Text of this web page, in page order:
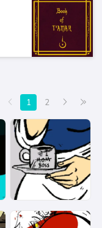
Primera página
Anterior
1 2 Siguiente